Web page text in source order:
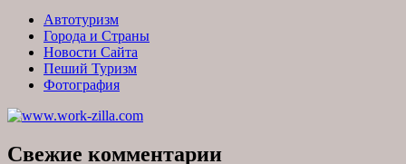
Автотуризм
Города и Страны
Новости Сайта
Пеший Туризм
Фотография
Свежие комментарии